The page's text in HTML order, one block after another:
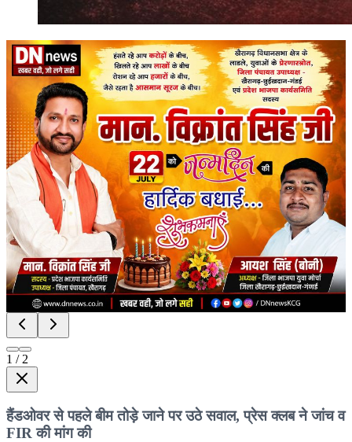
1 / 2
हैंडओवर से पहले बीम तोड़े जाने पर उठे सवाल, प्रेस क्लब ने जांच व
FIR की मांग की